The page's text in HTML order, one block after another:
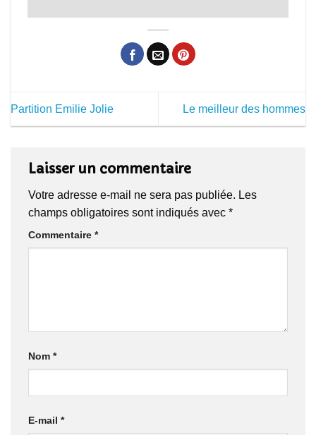
Partition Emilie Jolie Le meilleur des hommes
Laisser un commentaire
Votre adresse e-mail ne sera pas publiée. Les
champs obligatoires sont indiqués avec *
Commentaire *
Nom *
E-mail *